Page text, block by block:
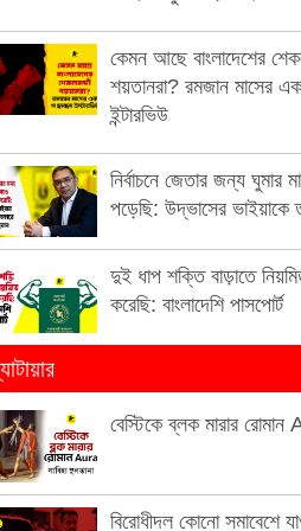
কেমন আছে বাংলাদেশের
শয়তানরা? রমজান মাসের
ইন্টারভিউ
নির্বাচনে জেতার জন্য ঘুমার
পড়েছি: উদ্ভাসের ভাইয়াকে
দুই ধাপ শক্তি বাড়াতে
করেছি: বাংলাদেশি পাসপোর্ট
বেস্টিকে ব্লক মারার
বিরোধীদল কোনো সমাবেশে